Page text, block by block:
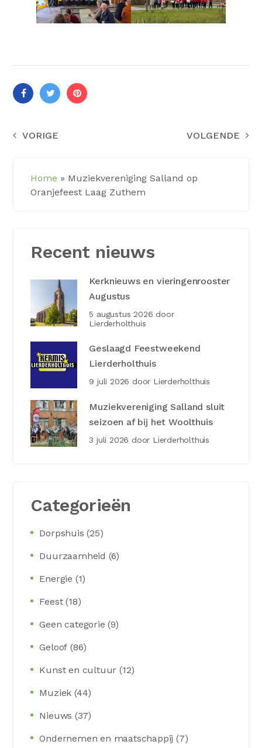
VORIGE VOLGENDE
Home » Muziekvereniging Salland op
Oranjefeest Laag Zuthem
Recent nieuws
Kerknieuws en vieringenrooster
Augustus
5 augustus 2026 door
Lierderholthuis
Geslaagd Feestweekend
Lierderholthuis
9 juli 2026 door Lierderholthuis
Muziekvereniging Salland sluit
seizoen af bij het Woolthuis
3 juli 2026 door Lierderholthuis
Categorieën
Dorpshuis 25
Duurzaamheid 6
Energie 1
Feest 18
Geen categorie 9
Geloof 86
Kunst en cultuur 12
Muziek 44
Nieuws 37
Ondernemen en maatschappij 7